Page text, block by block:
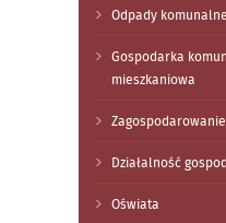
Odpady komunalne
Gospodarka
mieszkaniowa
Działalność
Oświata